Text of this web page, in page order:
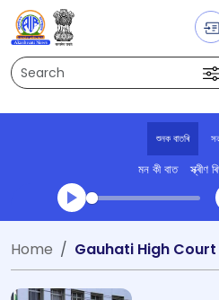
Search
শুনক বাতৰি
মন কী বাত স্ক্ৰীণ
Transcript summary
খেলা
Home Gauhati High Court